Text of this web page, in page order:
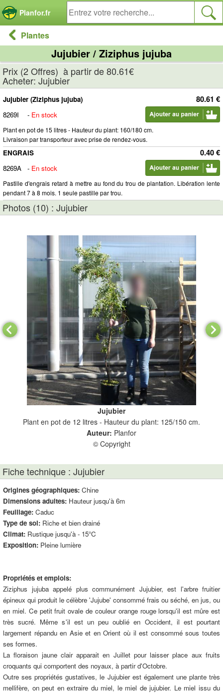
Planfor.fr
Plantes
Jujubier / Ziziphus jujuba
Prix (2 Offres) à partir de 80.61€
Acheter: Jujubier
80.61 €
Jujubier (Ziziphus jujuba)
8269I
- En stock
Plant en pot de 15 litres - Hauteur du plant: 160/180 cm.
Livraison par transporteur avec prise de rendez-vous.
0.40 €
ENGRAIS
8269A
- En stock
Pastille d'engrais retard à mettre au fond du trou de plantation. Libération lente
pendant 7 à 8 mois. 1 seule pastille par trou.
Photos (10) : Jujubier
Jujubier
Plant en pot de 12 litres - Hauteur du plant: 125/150 cm.
Auteur: Planfor
© Copyright
Fiche technique : Jujubier
Origines géographiques: Chine
Dimensions adultes: Hauteur jusqu'à 6m
Feuillage: Caduc
Type de sol: Riche et bien drainé
Climat: Rustique jusqu'à - 15°C
Exposition: Pleine lumière
Propriétés et emplois:
Ziziphus jujuba appelé plus communément Jujubier, est l'arbre fruitier
épineux qui produit le célèbre 'Jujube' consommé frais ou séché, en jus, ou
en miel. Ce petit fruit ovale de couleur orange rouge lorsqu'il est mûre est
très sucré. Même s'il est un peu oublié en Occident, il est pourtant
largement répandu en Asie et en Orient où il est consommé sous toutes
ses formes.
La floraison jaune clair apparait en Juillet pour laisser place aux fruits
croquants qui comportent des noyaux, à partir d'Octobre.
Outre ses propriétés gustatives, le Jujubier est également une plante très
mellifère, on peut en extraire du miel, le miel de jujubier. Le miel issu du
Panneau de gestion des cookies